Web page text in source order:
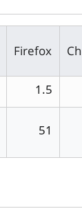
Firefox
1.5
51